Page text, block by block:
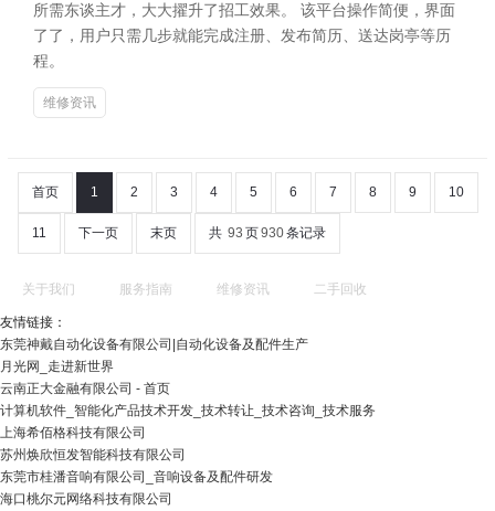
所需东谈主才，大大擢升了招工效果。 该平台操作简便，界面
了了，用户只需几步就能完成注册、发布简历、送达岗亭等历
程。
维修资讯
首页 1 2 3 4 5 6 7 8 9 10
11 下一页 末页 共 93 页930条记录
关于我们 服务指南 维修资讯 二手回收
友情链接：
东莞神戴自动化设备有限公司|自动化设备及配件生产
月光网_走进新世界
云南正大金融有限公司 - 首页
计算机软件_智能化产品技术开发_技术转让_技术咨询_技术服务
上海希佰格科技有限公司
苏州焕欣恒发智能科技有限公司
东莞市桂潘音响有限公司_音响设备及配件研发
海口桃尔元网络科技有限公司